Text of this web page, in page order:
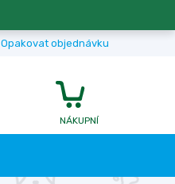
Opakovat objednávku
NÁKUPNÍ